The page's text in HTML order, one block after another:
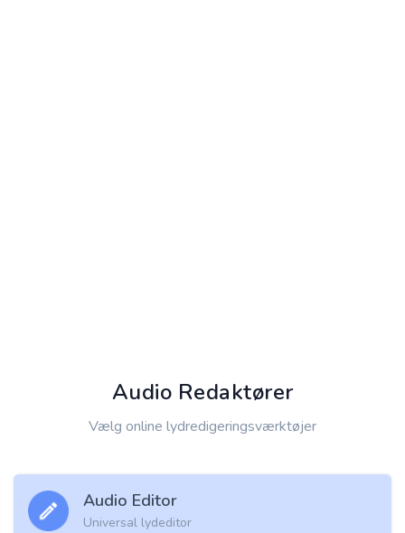
Audio Redaktører
Vælg online lydredigeringsværktøjer
Audio Editor
Universal lydeditor